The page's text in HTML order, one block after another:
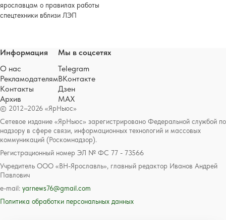
ярославцам о правилах работы
спецтехники вблизи ЛЭП
© 2012–2026 «ЯрНьюс»
Сетевое издание «ЯрНьюс» зарегистрировано Федеральной службой по
надзору в сфере связи, информационных технологий и массовых
коммуникаций (Роскомнадзор).
Регистрационный номер ЭЛ № ФС 77 - 73566
Учредитель ООО «ВН-Ярославль», главный редактор Иванов Андрей
Павлович
e-mail: yarnews76@gmail.com
Политика обработки персональных данных
Информация
О нас
Рекламодателям
Контакты
Архив
Мы в соцсетях
Telegram
ВКонтакте
Дзен
MAX